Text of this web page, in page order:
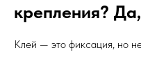
крепления?
Клей — это фиксация, но